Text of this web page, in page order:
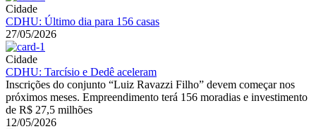
Cidade
CDHU: Último dia para 156 casas
27/05/2026
Cidade
CDHU: Tarcísio e Dedê aceleram
Inscrições do conjunto “Luiz Ravazzi Filho” devem começar nos
próximos meses. Empreendimento terá 156 moradias e investimento
de R$ 27,5 milhões
12/05/2026